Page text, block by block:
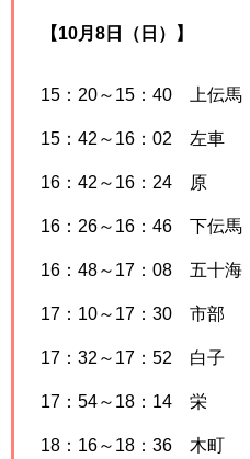
【10月8日（日）】
15：20～15：40 上伝馬
15：42～16：02 左車
16：42～16：24 原
16：26～16：46 下伝馬
16：48～17：08 五十海
17：10～17：30 市部
17：32～17：52 白子
17：54～18：14 栄
18：16～18：36 木町